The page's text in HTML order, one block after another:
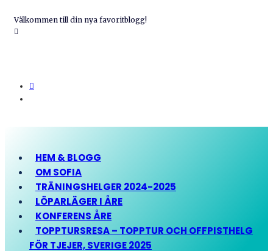
Välkommen till din nya favoritblogg!
HEM & BLOGG
OM SOFIA
TRÄNINGSHELGER 2024-2025
LÖPARLÄGER I ÅRE
KONFERENS ÅRE
TOPPTURSRESA – TOPPTUR OCH OFFPISTHELG
FÖR TJEJER, SVERIGE 2025